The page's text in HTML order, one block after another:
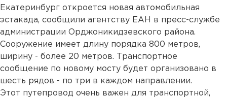
Екатеринбург откроется новая автомобильная
эстакада, сообщили агентству ЕАН в пресс-службе
администрации Орджоникидзевского района.
Сооружение имеет длину порядка 800 метров,
ширину - более 20 метров. Транспортное
сообщение по новому мосту будет организовано в
шесть рядов - по три в каждом направлении.
Этот путепровод очень важен для транспортной,